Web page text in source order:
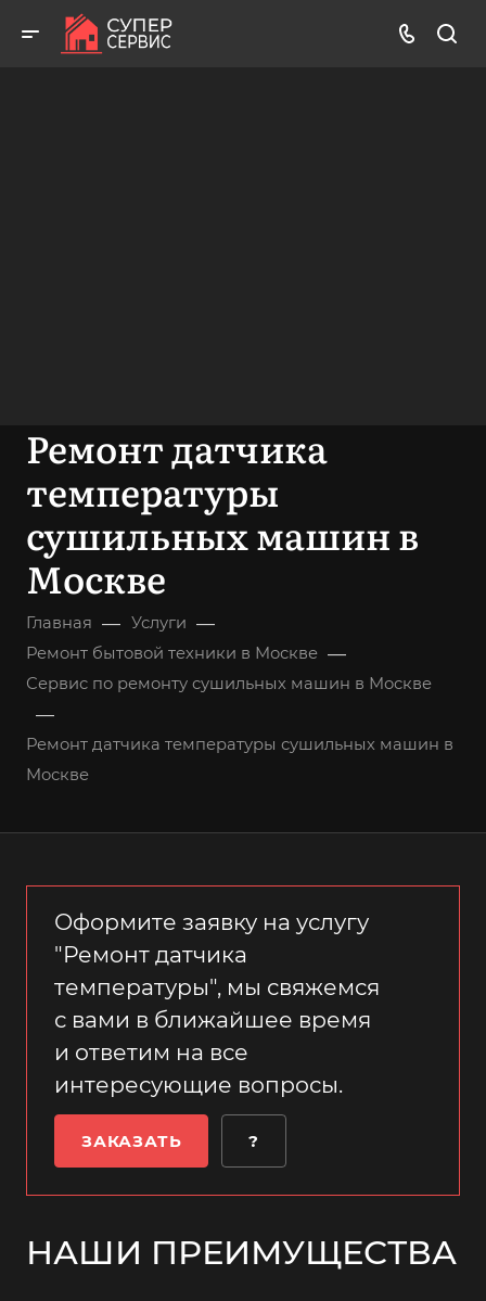
Ремонт датчика
температуры
сушильных машин в
Москве
Главная — Услуги —
Ремонт бытовой техники в Москве —
Сервис по ремонту сушильных машин в Москве
—
Ремонт датчика температуры сушильных машин в
Москве
Оформите заявку на услугу
"Ремонт датчика
температуры", мы свяжемся
с вами в ближайшее время
и ответим на все
интересующие вопросы.
ЗАКАЗАТЬ ?
НАШИ ПРЕИМУЩЕСТВА